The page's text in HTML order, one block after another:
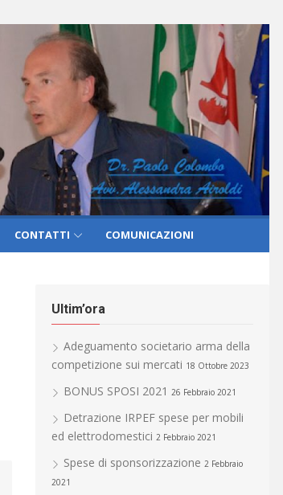
CONTATTI COMUNICAZIONI
Ultim’ora
Adeguamento societario arma della
competizione sui mercati 18 Ottobre 2023
BONUS SPOSI 2021 26 Febbraio 2021
Detrazione IRPEF spese per mobili
ed elettrodomestici 2 Febbraio 2021
Spese di sponsorizzazione 2 Febbraio
2021